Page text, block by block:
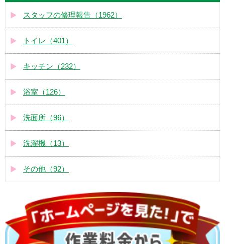
スタッフの修理報告（1962）
トイレ（401）
キッチン（232）
浴室（126）
洗面所（96）
洗濯機（13）
その他（92）